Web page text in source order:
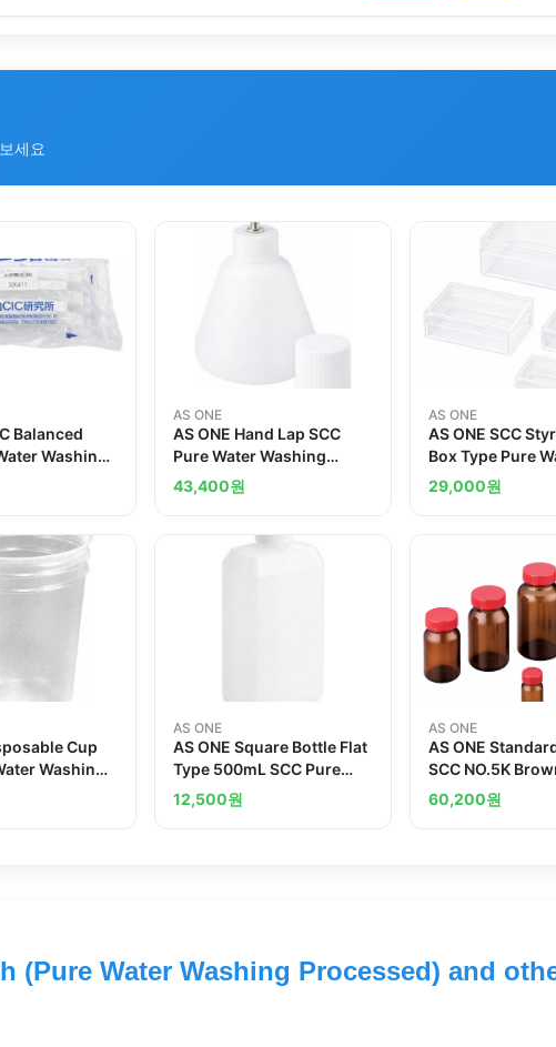
세요
Balanced
Washing
AS ONE
AS ONE Hand Lap SCC
Pure Water Washing
Processed and others
43,400원
AS ONE
AS ONE SCC
Box Type Pure
Washing
others
29,000원
Cup
Washing
others
AS ONE
AS ONE Square Bottle Flat
Type 500mL SCC Pure
Water Washing Processed
and others
12,500원
AS ONE
AS ONE
SCC NO.5K
Pieces Pure Water
Washing
60,200원
(Pure Water Washing Processed) and